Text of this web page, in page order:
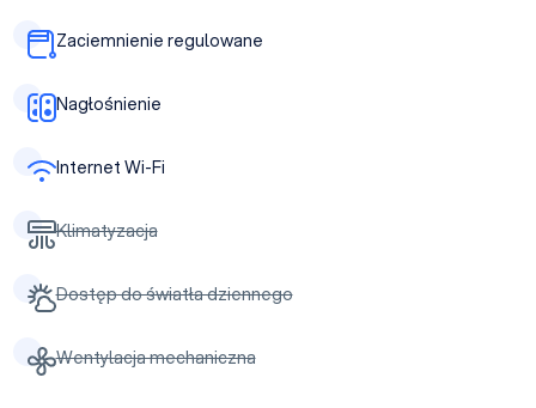
Zaciemnienie regulowane
Nagłośnienie
Internet Wi-Fi
Klimatyzacja
Dostęp do światła dziennego
Wentylacja mechaniczna